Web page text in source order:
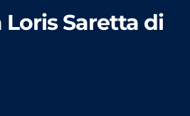
Saretta di